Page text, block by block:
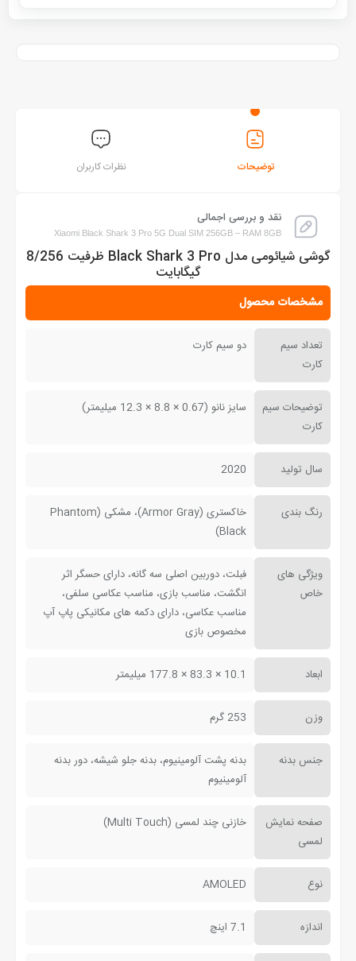
توضیحات نظرات کاربران
نقد و بررسی اجمالی
Xiaomi Black Shark 3 Pro 5G Dual SIM 256GB – RAM 8GB
گوشی شیائومی مدل Black Shark 3 Pro ظرفیت 8/256
گیگابایت
مشخصات محصول
تعداد سیم
کارت
دو سیم کارت
توضیحات سیم
کارت
سایز نانو (0.67 × 8.8 × 12.3 میلیمتر)
سال تولید 2020
رنگ بندی
خاکستری (Armor Gray)، مشکی (Phantom
Black)
ویژگی های
خاص
فبلت، دوربین اصلی سه گانه، دارای حسگر اثر
انگشت، مناسب بازی، مناسب عکاسی سلفی،
مناسب عکاسی، دارای دکمه های مکانیکی پاپ آپ
مخصوص بازی
ابعاد 10.1 × 83.3 × 177.8 میلیمتر
وزن 253 گرم
جنس بدنه
بدنه پشت آلومینیوم، بدنه جلو شیشه، دور بدنه
آلومینیوم
صفحه نمایش
لمسی
خازنی چند لمسی (Multi Touch)
نوع AMOLED
اندازه 7.1 اینچ